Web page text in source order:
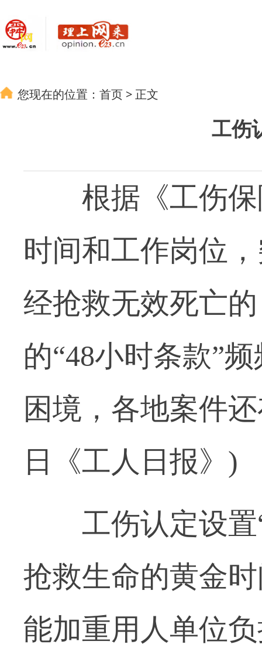
您现在的位置： 首页 > 正文
工伤
根据《工伤保
时间和工作岗位
经抢救无效死亡
的“48小时条款”
困境，各地案件
日《工人日报》)
工伤认定设置
抢救生命的黄金
能加重用人单位